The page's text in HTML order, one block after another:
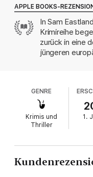
die Suche und gerät
Machenschaften. Er
kennt kein Erbarmen.
APPLE BOOKS-
In Sam
Krimireihe
zurück in eine
jüngeren
russischen
Parallel dazu
und dem
einst im
den
warf.
GENRE
Krimis und
Thriller
1.